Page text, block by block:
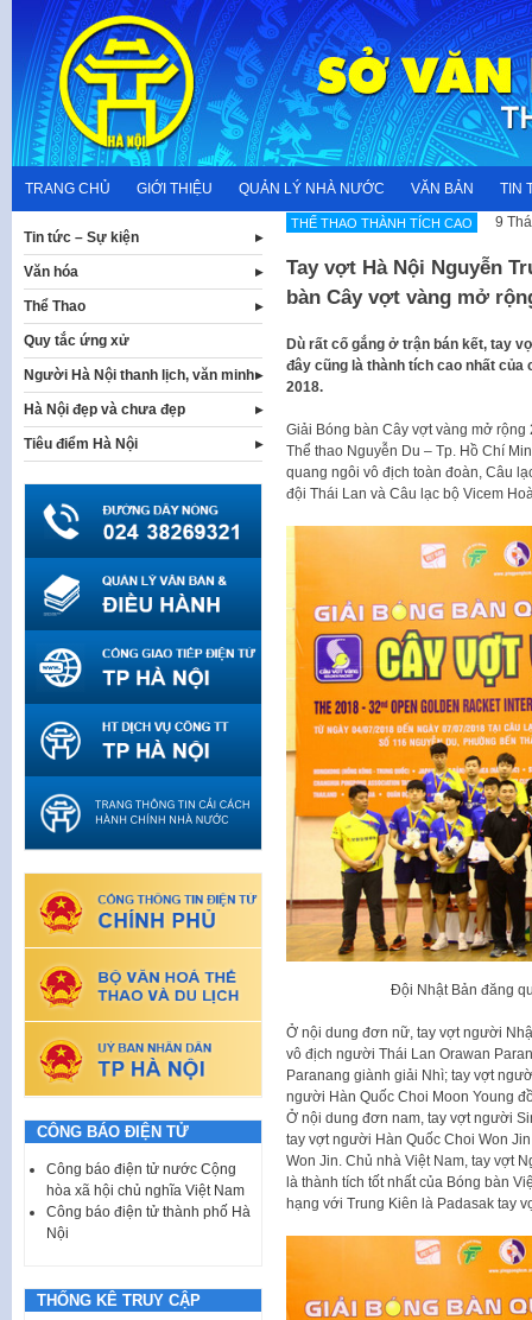
content
TRANG CHỦ GIỚI THIỆU QUẢN LÝ NHÀ NƯỚC VĂN BẢN TIN
THẾ THAO THÀNH TÍCH CAO 9
Tay vợt Hà Nội Nguyễn
bàn Cây vợt vàng mở
Dù rất cố gắng ở trận bán kết, tay
đây cũng là thành tích cao nhất
2018.
Giải Bóng bàn Cây vợt vàng mở
Thể thao Nguyễn Du – Tp. Hồ Chí
quang ngôi vô địch toàn đoàn, Câu
đội Thái Lan và Câu lạc bộ Vicem
Đội Nhật Bản đăng
Ở nội dung đơn nữ, tay vợt người
vô địch người Thái Lan Orawan
Paranang giành giải Nhì; tay vợt
người Hàn Quốc Choi Moon Young
Ở nội dung đơn nam, tay vợt người
tay vợt người Hàn Quốc Choi Won
Won Jin. Chủ nhà Việt Nam, tay vợt
là thành tích tốt nhất của Bóng bàn
hạng với Trung Kiên là Padasak tay
Tin tức – Sự kiện
Văn hóa
Thể Thao
Quy tắc ứng xử
Người Hà Nội thanh lịch, văn minh
Hà Nội đẹp và chưa đẹp
Tiêu điểm Hà Nội
CÔNG BÁO ĐIỆN TỬ
Công báo điện tử nước Cộng
hòa xã hội chủ nghĩa Việt Nam
Công báo điện tử thành phố Hà
Nội
THỐNG KÊ TRUY CẬP